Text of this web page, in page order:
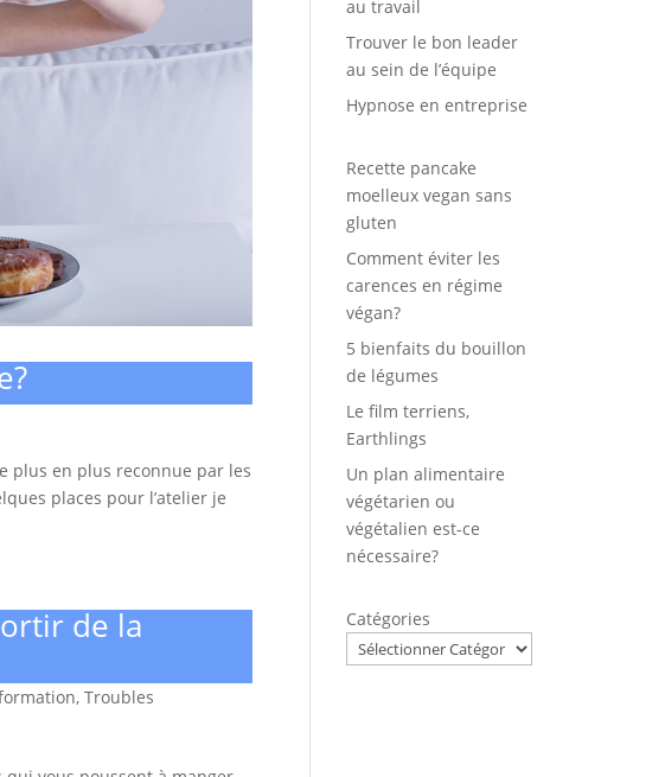
plus en plus reconnue par les
places pour l’atelier je
de la
, Troubles
au travail
Trouver le bon leader
au sein de l’équipe
Hypnose en entreprise
Recette pancake
moelleux vegan sans
gluten
Comment éviter les
carences en régime
végan?
5 bienfaits du bouillon
de légumes
Le film terriens,
Earthlings
Un plan alimentaire
végétarien ou
végétalien est-ce
nécessaire?
Catégories